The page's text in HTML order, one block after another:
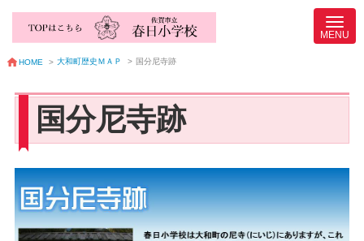
HOME > 大和町歴史ＭＡＰ > 国分尼寺跡
国分尼寺跡